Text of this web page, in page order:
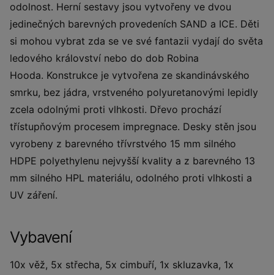
odolnost. Herní sestavy jsou vytvořeny ve dvou
jedinečných barevných provedeních SAND a ICE. Děti
si mohou vybrat zda se ve své fantazii vydají do světa
ledového království nebo do dob Robina
Hooda. Konstrukce je vytvořena ze skandinávského
smrku, bez jádra, vrstveného polyuretanovými lepidly
zcela odolnými proti vlhkosti. Dřevo prochází
třístupňovým procesem impregnace. Desky stěn jsou
vyrobeny z barevného třívrstvého 15 mm silného
HDPE polyethylenu nejvyšší kvality a z barevného 13
mm silného HPL materiálu, odolného proti vlhkosti a
UV záření.
Vybavení
10x věž, 5x střecha, 5x cimbuří, 1x skluzavka, 1x